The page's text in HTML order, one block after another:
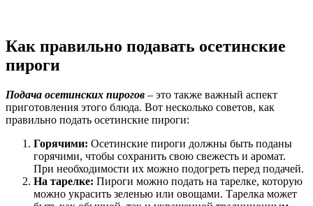
Как правильно подавать осетинские
пироги
Подача осетинских пирогов – это также важный аспект
приготовления этого блюда. Вот несколько советов, как
правильно подать осетинские пироги:
Горячими: Осетинские пироги должны быть поданы
горячими, чтобы сохранить свою свежесть и аромат.
При необходимости их можно подогреть перед подачей.
На тарелке: Пироги можно подать на тарелке, которую
можно украсить зеленью или овощами. Тарелка может